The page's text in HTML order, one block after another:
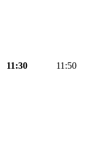
11:30 11:50